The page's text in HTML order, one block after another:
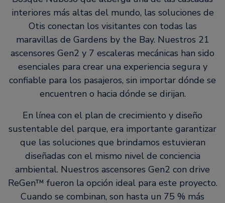
interiores más altas del mundo, las soluciones de
Otis conectan los visitantes con todas las
maravillas de Gardens by the Bay. Nuestros 21
ascensores Gen2 y 7 escaleras mecánicas han sido
esenciales para crear una experiencia segura y
confiable para los pasajeros, sin importar dónde se
encuentren o hacia dónde se dirijan.
En línea con el plan de crecimiento y diseño
sustentable del parque, era importante garantizar
que las soluciones que brindamos estuvieran
diseñadas con el mismo nivel de conciencia
ambiental. Nuestros ascensores Gen2 con drive
ReGen™ fueron la opción ideal para este proyecto.
Cuando se combinan, son hasta un 75 % más